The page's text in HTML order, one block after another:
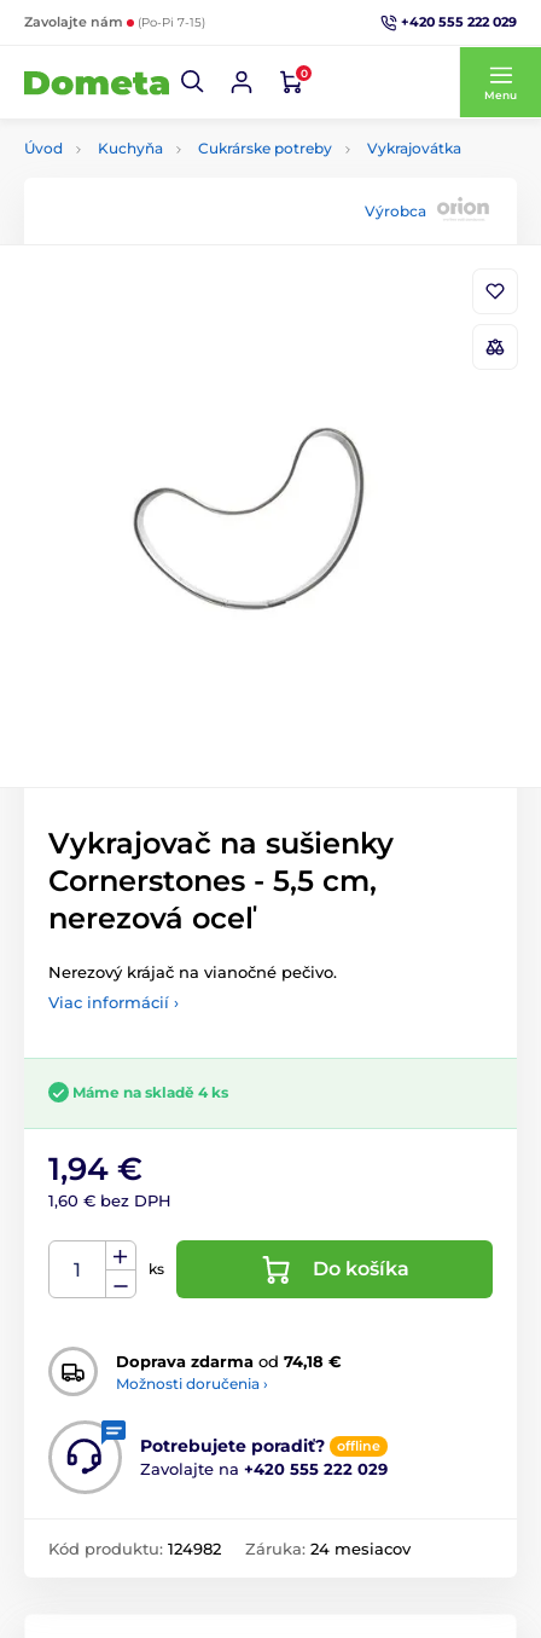
Zavolajte nám (Po-Pi 7-15) +420 555 222 029
0
Menu
Úvod Kuchyňa Cukrárske potreby Vykrajovátka
Výrobca
Vykrajovač na sušienky
Cornerstones - 5,5 cm,
nerezová oceľ
Nerezový krájač na vianočné pečivo.
Viac informácií ›
Máme na skladě 4 ks
1,94 €
1,60 € bez DPH
ks Do košíka
Doprava zdarma od 74,18 €
Možnosti doručenia ›
Potrebujete poradiť? offline
Zavolajte na +420 555 222 029
Kód produktu: 124982 Záruka: 24 mesiacov